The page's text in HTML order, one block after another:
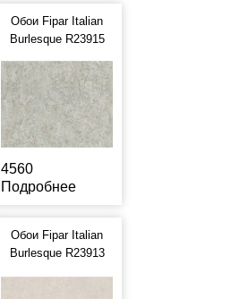
Обои Fipar Italian
Burlesque R23915
4560
Подробнее
Обои Fipar Italian
Burlesque R23913